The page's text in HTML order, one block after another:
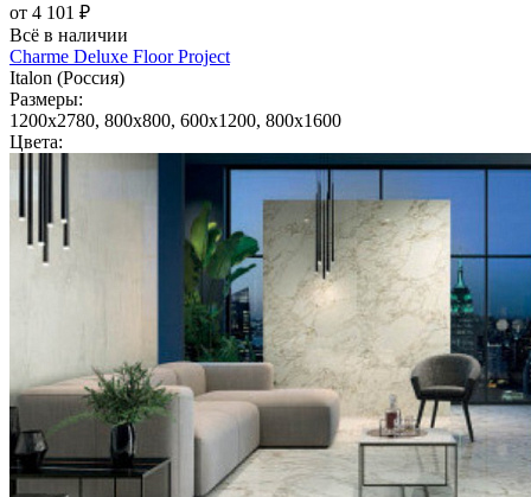
от 4 101 ₽
Всё в наличии
Charme Deluxe Floor Project
Italon (Россия)
Размеры:
1200x2780, 800x800, 600x1200, 800x1600
Цвета: